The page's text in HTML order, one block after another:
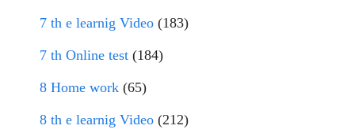
7 th e learnig Video (183)
7 th Online test (184)
8 Home work (65)
8 th e learnig Video (212)